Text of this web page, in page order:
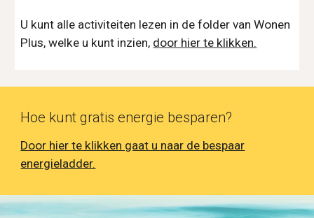
U kunt alle activiteiten lezen in de folder van Wonen
Plus, welke u kunt inzien, door hier te klikken.
Hoe kunt gratis energie besparen?
Door hier te klikken gaat u naar de bespaar
energieladder.